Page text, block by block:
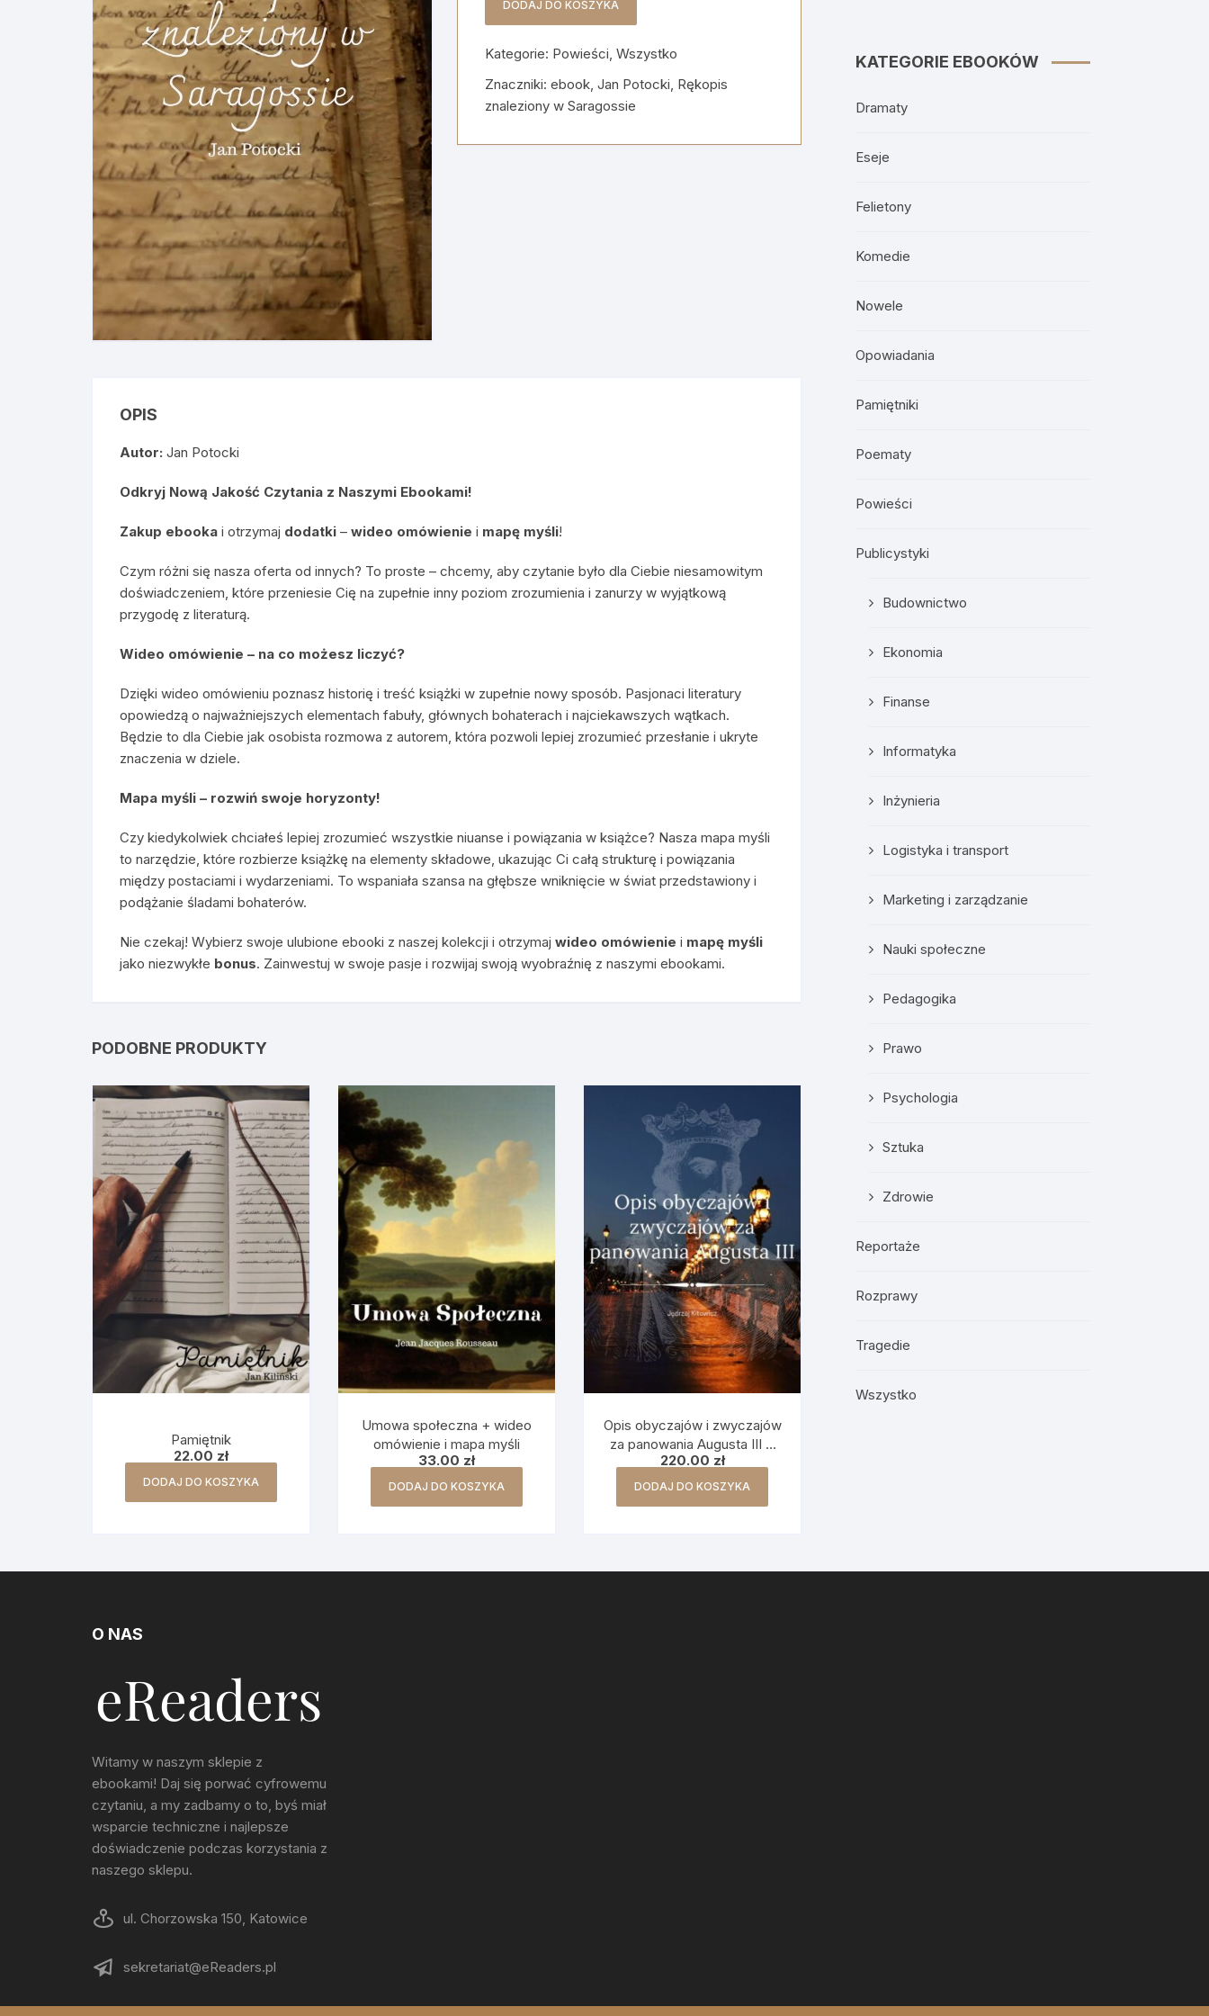
znaleziony
w
Saragossie
DODAJ DO KOSZYKA
Kategorie: Powieści,Wszystko
Znaczniki:ebook,Jan Potocki, Rękopis
znaleziony w Saragossie
OPIS
Autor: Jan Potocki
Odkryj Nową Jakość Czytania z Naszymi Ebookami!
Zakup ebooka i otrzymaj dodatki – wideo omówienie i mapę myśli!
Czym różni się nasza oferta od innych? To proste – chcemy, aby czytanie było dla Ciebie niesamowitym
doświadczeniem, które przeniesie Cię na zupełnie inny poziom zrozumienia i zanurzy w wyjątkową
przygodę z literaturą.
Wideo omówienie – na co możesz liczyć?
Dzięki wideo omówieniu poznasz historię i treść książki w zupełnie nowy sposób. Pasjonaci literatury
opowiedzą o najważniejszych elementach fabuły, głównych bohaterach i najciekawszych wątkach.
Będzie to dla Ciebie jak osobista rozmowa z autorem, która pozwoli lepiej zrozumieć przesłanie i ukryte
znaczenia w dziele.
Mapa myśli – rozwiń swoje horyzonty!
Czy kiedykolwiek chciałeś lepiej zrozumieć wszystkie niuanse i powiązania w książce? Nasza mapa myśli
to narzędzie, które rozbierze książkę na elementy składowe, ukazując Ci całą strukturę i powiązania
między postaciami i wydarzeniami. To wspaniała szansa na głębsze wniknięcie w świat przedstawiony i
podążanie śladami bohaterów.
Nie czekaj! Wybierz swoje ulubione ebooki z naszej kolekcji i otrzymaj wideo omówienie i mapę myśli
jako niezwykłe bonus. Zainwestuj w swoje pasje i rozwijaj swoją wyobraźnię z naszymi ebookami.
PODOBNE PRODUKTY
Pamiętnik
22.00 zł
DODAJ DO KOSZYKA
Umowa społeczna + wideo
omówienie i mapa myśli
33.00 zł
DODAJ DO KOSZYKA
Opis obyczajów i zwyczajów
za panowania Augusta III +
wideo omówienie i mapa
myśli
220.00 zł
DODAJ DO KOSZYKA
KATEGORIE EBOOKÓW
Dramaty
Eseje
Felietony
Komedie
Nowele
Opowiadania
Pamiętniki
Poematy
Powieści
Publicystyki
Budownictwo
Ekonomia
Finanse
Informatyka
Inżynieria
Logistyka i transport
Marketing i zarządzanie
Nauki społeczne
Pedagogika
Prawo
Psychologia
Sztuka
Zdrowie
Reportaże
Rozprawy
Tragedie
Wszystko
O NAS
Witamy w naszym sklepie z
ebookami! Daj się porwać cyfrowemu
czytaniu, a my zadbamy o to, byś miał
wsparcie techniczne i najlepsze
doświadczenie podczas korzystania z
naszego sklepu.
ul. Chorzowska 150, Katowice
sekretariat@eReaders.pl